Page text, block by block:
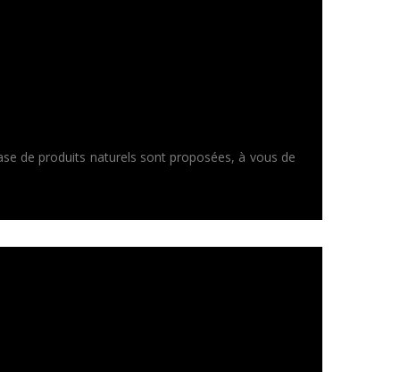
de produits naturels sont proposées, à vous de